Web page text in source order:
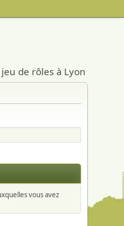
de rôles à Lyon
vous avez